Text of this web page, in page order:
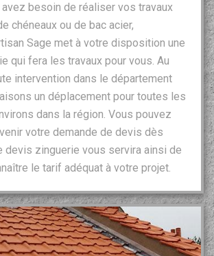
besoin de réaliser vos travaux
chéneaux ou de bac acier,
Sage met à votre disposition une
qui fera les travaux pour vous. Au
intervention dans le département
un déplacement pour toutes les
dans la région. Vous pouvez
votre demande de devis dès
devis zinguerie vous servira ainsi de
le tarif adéquat à votre projet.